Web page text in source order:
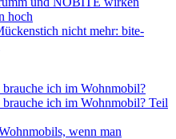
hoch
nicht mehr: bite-
ich im Wohnmobil?
ich im Wohnmobil? Teil
wenn man